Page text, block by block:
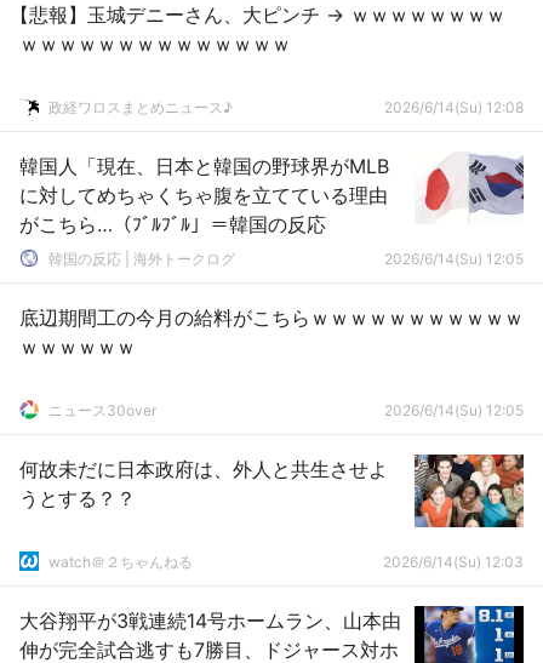
【悲報】玉城デニーさん、大ピンチ → ｗｗｗｗｗｗｗｗ
ｗｗｗｗｗｗｗｗｗｗｗｗｗｗ
政経ワロスまとめニュース♪ 2026/6/14(Su) 12:08
韓国人「現在、日本と韓国の野球界がMLB
に対してめちゃくちゃ腹を立てている理由
がこちら…（ﾌﾞﾙﾌﾞﾙ」＝韓国の反応
韓国の反応 | 海外トークログ 2026/6/14(Su) 12:05
底辺期間工の今月の給料がこちらｗｗｗｗｗｗｗｗｗｗｗ
ｗｗｗｗｗｗ
ニュース30over 2026/6/14(Su) 12:05
何故未だに日本政府は、外人と共生させよ
うとする？？
watch＠２ちゃんねる 2026/6/14(Su) 12:03
大谷翔平が3戦連続14号ホームラン、山本由
伸が完全試合逃すも7勝目、ドジャース対ホ